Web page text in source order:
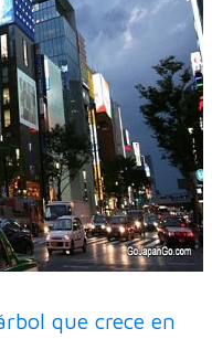
que crece en